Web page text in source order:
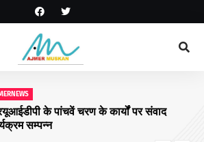
के पांचवें चरण के कार्यों पर संवाद
सम्पन्न